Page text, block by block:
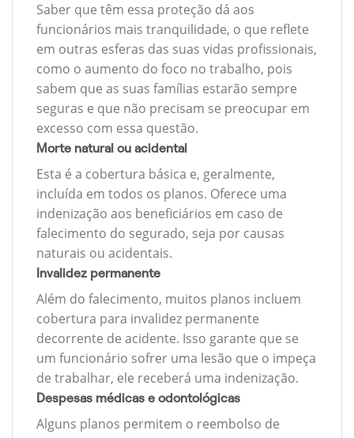
Saber que têm essa proteção dá aos
funcionários mais tranquilidade, o que reflete
em outras esferas das suas vidas profissionais,
como o aumento do foco no trabalho, pois
sabem que as suas famílias estarão sempre
seguras e que não precisam se preocupar em
excesso com essa questão.
Morte natural ou acidental
Esta é a cobertura básica e, geralmente,
incluída em todos os planos. Oferece uma
indenização aos beneficiários em caso de
falecimento do segurado, seja por causas
naturais ou acidentais.
Invalidez permanente
Além do falecimento, muitos planos incluem
cobertura para invalidez permanente
decorrente de acidente. Isso garante que se
um funcionário sofrer uma lesão que o impeça
de trabalhar, ele receberá uma indenização.
Despesas médicas e odontológicas
Alguns planos permitem o reembolso de